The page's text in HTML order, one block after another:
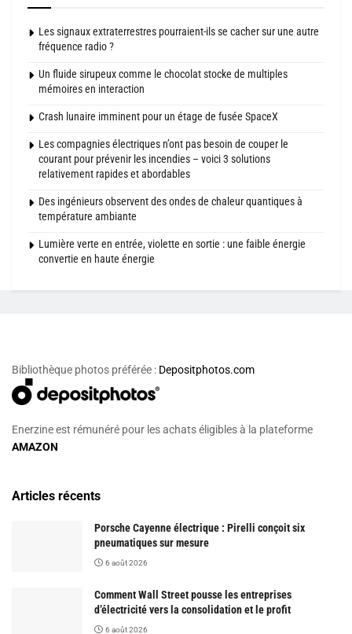
Les signaux extraterrestres pourraient-ils se cacher sur une autre
fréquence radio ?
Un fluide sirupeux comme le chocolat stocke de multiples
mémoires en interaction
Crash lunaire imminent pour un étage de fusée SpaceX
Les compagnies électriques n’ont pas besoin de couper le
courant pour prévenir les incendies – voici 3 solutions
relativement rapides et abordables
Des ingénieurs observent des ondes de chaleur quantiques à
température ambiante
Lumière verte en entrée, violette en sortie : une faible énergie
convertie en haute énergie
Bibliothèque photos préférée : Depositphotos.com
Enerzine est rémunéré pour les achats éligibles à la plateforme
AMAZON
Articles récents
Porsche Cayenne électrique : Pirelli conçoit six
pneumatiques sur mesure
6 août 2026
Comment Wall Street pousse les entreprises
d’électricité vers la consolidation et le profit
6 août 2026